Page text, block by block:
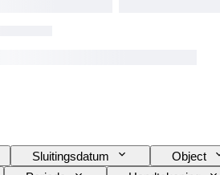
Sluitingsdatum Object